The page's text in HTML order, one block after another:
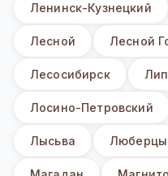
Ленинск-Кузнецкий
Лесной Лесной
Лесосибирск
Лосино-Петровский
Лысьва Люберцы